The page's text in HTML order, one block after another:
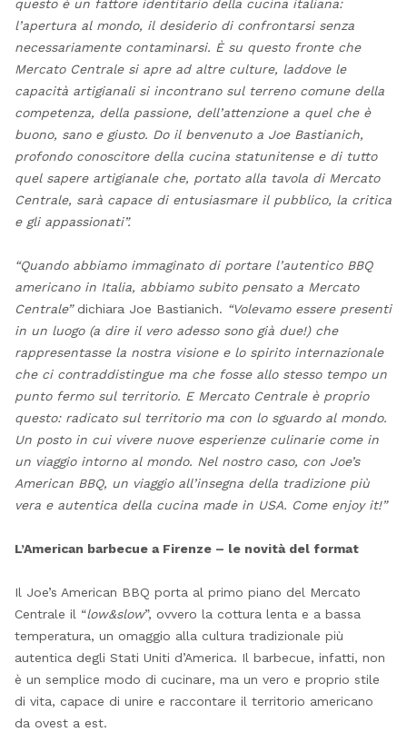
questo è un fattore identitario della cucina italiana:
l’apertura al mondo, il desiderio di confrontarsi senza
necessariamente contaminarsi. È su questo fronte che
Mercato Centrale si apre ad altre culture, laddove le
capacità artigianali si incontrano sul terreno comune della
competenza, della passione, dell’attenzione a quel che è
buono, sano e giusto. Do il benvenuto a Joe Bastianich,
profondo conoscitore della cucina statunitense e di tutto
quel sapere artigianale che, portato alla tavola di Mercato
Centrale, sarà capace di entusiasmare il pubblico, la critica
e gli appassionati”.
“Quando abbiamo immaginato di portare l’autentico BBQ
americano in Italia, abbiamo subito pensato a Mercato
Centrale” dichiara Joe Bastianich. “Volevamo essere presenti
in un luogo (a dire il vero adesso sono già due!) che
rappresentasse la nostra visione e lo spirito internazionale
che ci contraddistingue ma che fosse allo stesso tempo un
punto fermo sul territorio. E Mercato Centrale è proprio
questo: radicato sul territorio ma con lo sguardo al mondo.
Un posto in cui vivere nuove esperienze culinarie come in
un viaggio intorno al mondo. Nel nostro caso, con Joe’s
American BBQ, un viaggio all’insegna della tradizione più
vera e autentica della cucina made in USA. Come enjoy it!”
L’American barbecue a Firenze – le novità del format
Il Joe’s American BBQ porta al primo piano del Mercato
Centrale il “low&slow”, ovvero la cottura lenta e a bassa
temperatura, un omaggio alla cultura tradizionale più
autentica degli Stati Uniti d’America. Il barbecue, infatti, non
è un semplice modo di cucinare, ma un vero e proprio stile
di vita, capace di unire e raccontare il territorio americano
da ovest a est.